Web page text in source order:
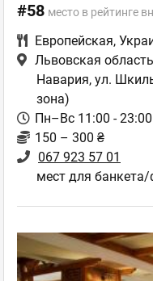
#58 место в рейтинге
Европейская,
Львовская
Навария, ул.
зона)
Пн–Вс 11:00 - 23:00
150 – 300 ₴
067 923 57 01
мест для